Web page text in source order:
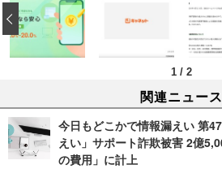
1 / 2
‹
関連ニュース
今日もどこかで情報漏えい 第
えい」サポート詐欺被害 2億
の費用」に計上